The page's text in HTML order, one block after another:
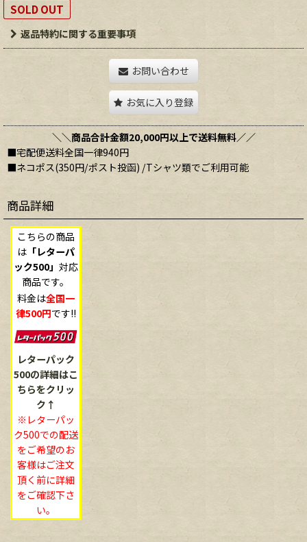
SOLD OUT
返品特約に関する重要事項
お問い合わせ
お気に入り登録
＼＼商品合計金額20,000円以上で送料無料／／
■宅配便送料全国一律940円
■ネコポス(350円/ポスト投函) /Tシャツ類でご利用可能
商品詳細
こちらの商品
は「レターパ
ック500」 対応
商品です。
料金は全国一
律500円です!!
レターパック
500の詳細はこ
ちらをクリッ
ク↑
※レターパッ
ク500での配送
をご希望のお
客様はご注文
頂く前に詳細
をご確認下さ
い。